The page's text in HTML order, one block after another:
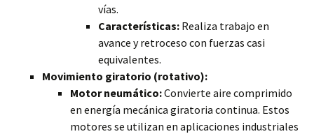
vías.
Características: Realiza trabajo en
avance y retroceso con fuerzas casi
equivalentes.
Movimiento giratorio (rotativo):
Motor neumático:Convierte aire comprimido
en energía mecánica giratoria continua. Estos
motores se utilizan en aplicaciones industriales